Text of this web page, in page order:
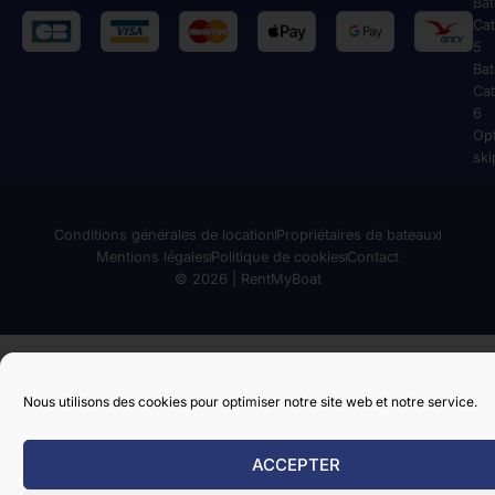
Nous utilisons des cookies pour optimiser notre site web et notre service.
ACCEPTER
5
6
© 2026 | RentMyBoat
Conditions générales de location Propriétaires de bateaux
Mentions légales Politique de cookies Contact